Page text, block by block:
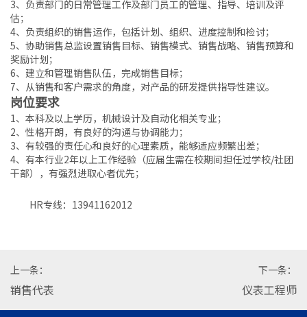
3、负责部门的日常管理工作及部门员工的管理、指导、培训及评
估；
4、负责组织的销售运作，包括计划、组织、进度控制和检讨；
5、协助销售总监设置销售目标、销售模式、销售战略、销售预算和
奖励计划；
6、建立和管理销售队伍，完成销售目标；
7、从销售和客户需求的角度，对产品的研发提供指导性建议。
岗位要求
1、本科及以上学历，机械设计及自动化相关专业；
2、性格开朗，有良好的沟通与协调能力；
3、有较强的责任心和良好的心理素质，能够适应频繁出差；
4、有本行业2年以上工作经验（应届生需在校期间担任过学校/社团
干部），有强烈进取心者优先；
HR专线：13941162012
上一条：
销售代表
下一条：
仪表工程师